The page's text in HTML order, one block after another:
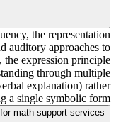
the representation
auditory approaches to
the expression principle
through multiple
explanation) rather
a single symbolic form.
math support services?